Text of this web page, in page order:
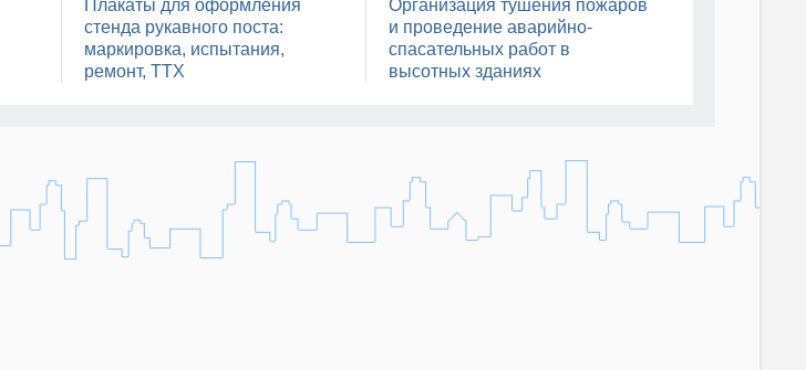
Плакаты для оформления
стенда рукавного поста:
маркировка, испытания,
ремонт, ТТХ
Организация тушения пожаров
и проведение аварийно-
спасательных работ в
высотных зданиях